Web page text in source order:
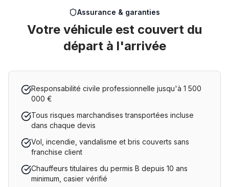
Assurance & garanties
Votre véhicule est couvert du
départ à l'arrivée
Responsabilité civile professionnelle jusqu'à 1 500
000 €
Tous risques marchandises transportées incluse
dans chaque devis
Vol, incendie, vandalisme et bris couverts sans
franchise client
Chauffeurs titulaires du permis B depuis 10 ans
minimum, casier vérifié